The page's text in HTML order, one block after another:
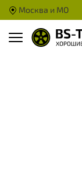
Москва и МО